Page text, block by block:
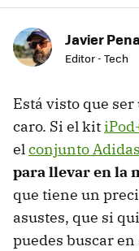
Javier
Editor - Tech
Está visto que
caro. Si el kit
elconjunto Adidas
para llevar en la
que tiene un
asustes, que si
puedes buscar en